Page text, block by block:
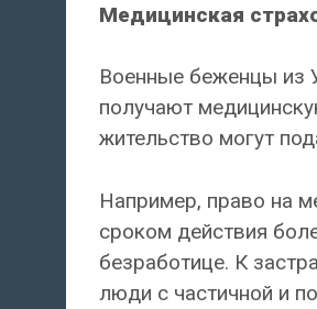
Медицинская
Военные беженцы из
получают
жительство могут
Например, право на
сроком действия
безработице. К
люди с частичной и